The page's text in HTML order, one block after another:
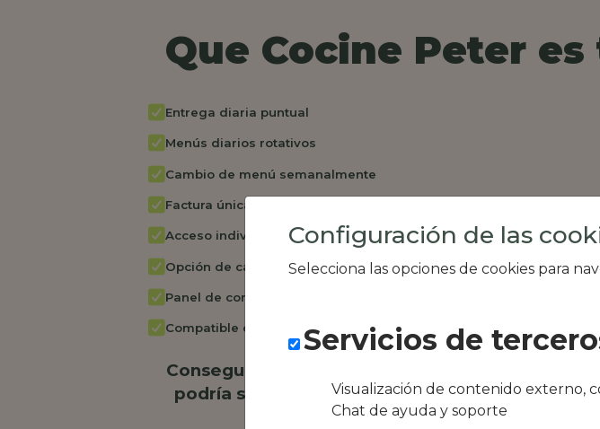
Que Cocine Peter
Entrega diaria puntual
Menús diarios rotativos
Cambio de menú semanalmente
Factura única
Acceso individual empleados
Opción de catering
Panel de control RR.HH
Compatible con equipos híbridos
Conseguimos la oferta local de tu zona, como
podría ser El Punto de Encuentro o Pradaria
Asador & Alojamiento
Configuración de las
Selecciona las opciones de cookies para
Servicios de
Visualización de contenido externo,
Chat de ayuda y soporte